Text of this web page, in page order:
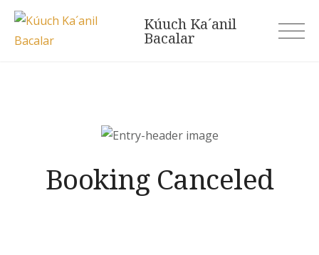
Skip
content
Kúuch Ka´anil
Bacalar
Booking Canceled